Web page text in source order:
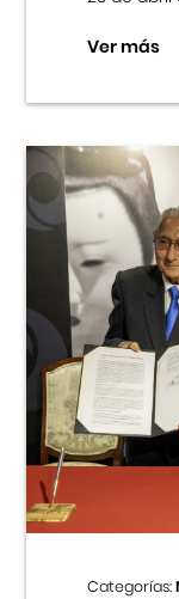
Ver más
Categorías: